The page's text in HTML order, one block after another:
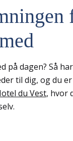
på dagen? Så
til dig, og du
du Vest, hvor